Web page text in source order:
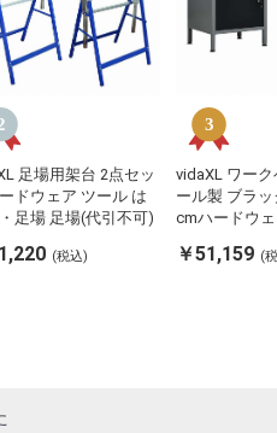
足場用架台 2点セッ
ドウェア ツール は
足場 足場(代引不可)
(税込)
vidaXL ワー
ール製 ブラ
cmハードウ
整理整頓 ワ
￥51,159 (